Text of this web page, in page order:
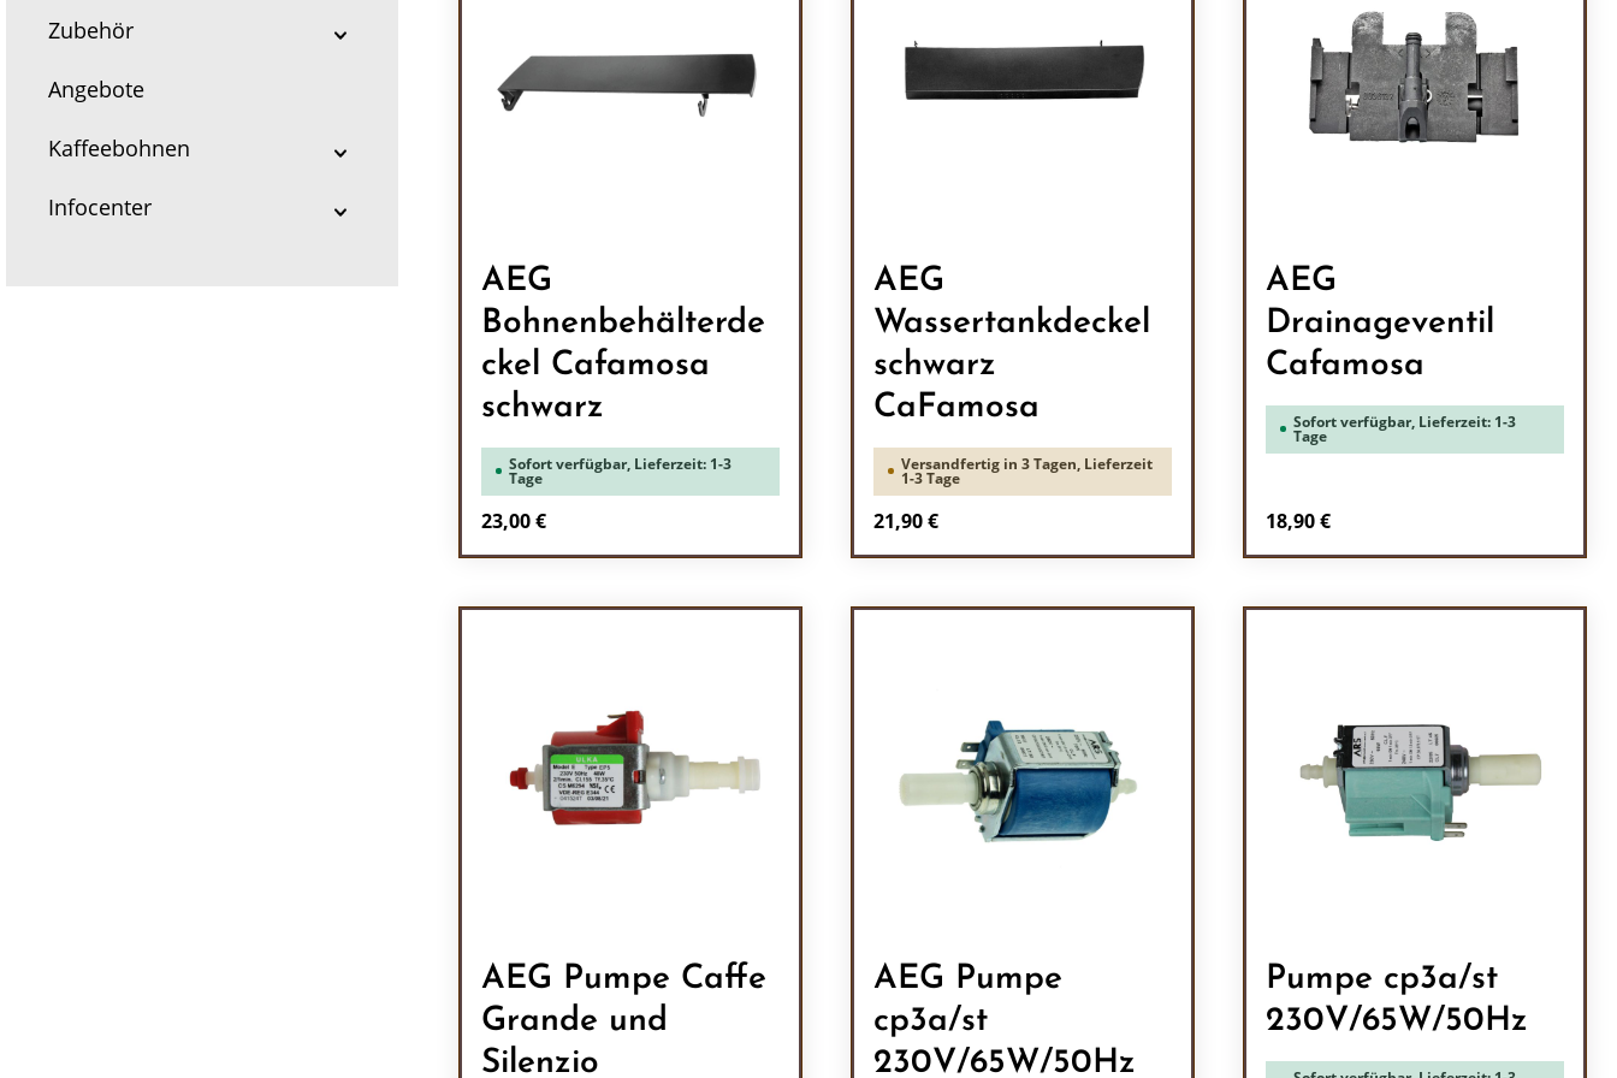
Zubehör
Angebote
Kaffeebohnen
Infocenter
AEG
Bohnenbehälterde
ckel Cafamosa
schwarz
Sofort verfügbar, Lieferzeit: 1-3
Tage
Regulärer Preis:
23,00 €
AEG
Wassertankdeckel
schwarz
CaFamosa
Versandfertig in 3 Tagen, Lieferzeit
1-3 Tage
Regulärer Preis:
21,90 €
AEG
Drainageventil
Cafamosa
Sofort verfügbar, Lieferzeit: 1-3
Tage
Regulärer Preis:
18,90 €
AEG Pumpe Caffe
Grande und
Silenzio
AEG Pumpe
cp3a/st
230V/65W/50Hz
Pumpe cp3a/st
230V/65W/50Hz